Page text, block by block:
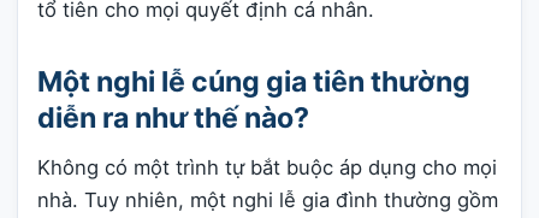
tổ tiên cho mọi quyết định cá nhân.
Một nghi lễ cúng gia tiên thường
diễn ra như thế nào?
Không có một trình tự bắt buộc áp dụng cho mọi
nhà. Tuy nhiên, một nghi lễ gia đình thường gồm